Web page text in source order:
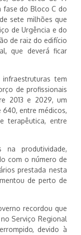
fase do Bloco C do
sete milhões que
de Urgência e do
de raiz do edifício
que deverá ficar
tem
de profissionais
2013 e 2029, um
entre médicos,
terapêutica, entre
produtividade,
com o número de
prestada nesta
de perto de
recordou que
Serviço Regional
devido à